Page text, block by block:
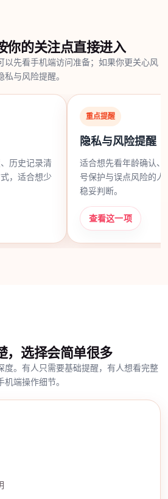
你的关注点直接进入
以先看手机端访问准备；如果你更关心风
与风险提醒。
历史记录清
，适合想少
重点提醒
隐私与风险提醒
适合想先看年龄确认、
号保护与误点风险的人
稳妥判断。
查看这一项
，选择会简单很多
度。有人只需要基础提醒，有人想看完整
端操作细节。